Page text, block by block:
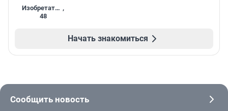
Изобретатель ,
48
Начать знакомиться
Сообщить новость